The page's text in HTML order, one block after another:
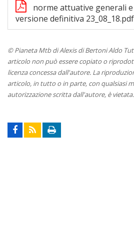
norme attuative generali
versione definitiva 23_08_18.pdf
© Pianeta Mtb di Alexis di Bertoni Aldo
articolo non può essere copiato o
licenza concessa dall'autore. La
articolo, in tutto o in parte, con qualsiasi
autorizzazione scritta dall'autore, è vietata.